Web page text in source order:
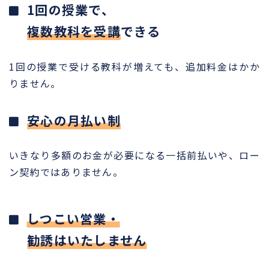
1回の授業で、
複数教科を受講できる
1回の授業で受ける教科が増えても、追加料金はかか
りません。
安心の月払い制
いきなり多額のお金が必要になる一括前払いや、ロー
ン契約ではありません。
しつこい営業・
勧誘はいたしません